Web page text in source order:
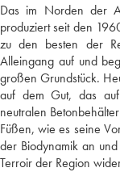
Das im Norden der
produziert seit den
zu den besten der
Alleingang auf und
großen Grundstück.
auf dem Gut, das
neutralen
Füßen, wie es seine
der Biodynamik an
Terroir der Region